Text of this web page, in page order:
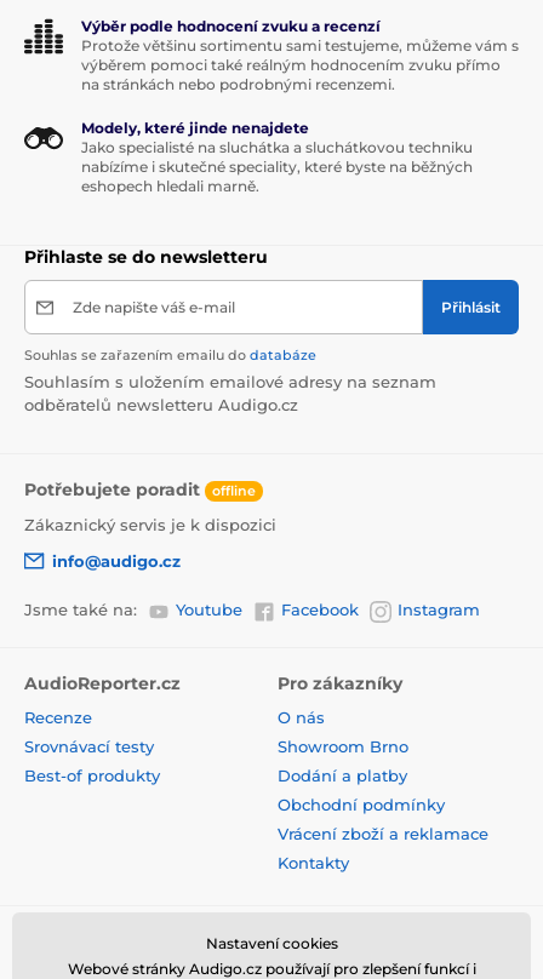
Výběr podle hodnocení zvuku a recenzí
Protože většinu sortimentu sami testujeme, můžeme vám s
výběrem pomoci také reálným hodnocením zvuku přímo
na stránkách nebo podrobnými recenzemi.
Modely, které jinde nenajdete
Jako specialisté na sluchátka a sluchátkovou techniku
nabízíme i skutečné speciality, které byste na běžných
eshopech hledali marně.
Přihlaste se do newsletteru
Zde napište váš e-mail Přihlásit
Souhlas se zařazením emailu do databáze
Souhlasím s uložením emailové adresy na seznam
odběratelů newsletteru Audigo.cz
Potřebujete poradit offline
Zákaznický servis je k dispozici
info@audigo.cz
Jsme také na: Youtube Facebook Instagram
AudioReporter.cz
Recenze
Srovnávací testy
Best-of produkty
Pro zákazníky
O nás
Showroom Brno
Dodání a platby
Obchodní podmínky
Vrácení zboží a reklamace
Kontakty
Nastavení cookies
Webové stránky Audigo.cz používají pro zlepšení funkcí i